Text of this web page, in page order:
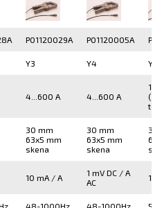
P01120029A P01120005A
Y3 Y4 Y7
4...600 A 4...600 A
30 mm
63x5 mm
skena
30 mm
63x5 mm
skena
30
10 mA / A
1 mV DC / A
AC
1
48-1000Hz 48-1000Hz